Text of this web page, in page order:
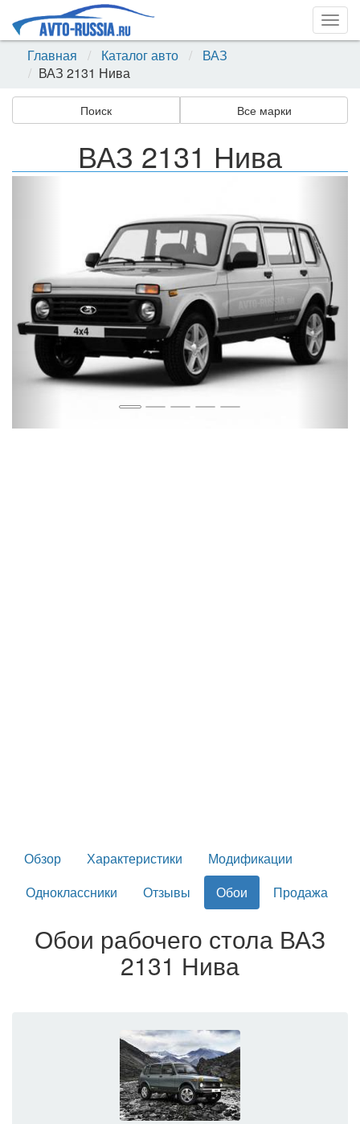
Главная
Каталог авто
ВАЗ
ВАЗ 2131 Нива
Поиск Все марки
ВАЗ 2131 Нива
Обзор Характеристики
Модификации
Одноклассники
Отзывы Обои Продажа
Обои рабочего стола ВАЗ
2131 Нива